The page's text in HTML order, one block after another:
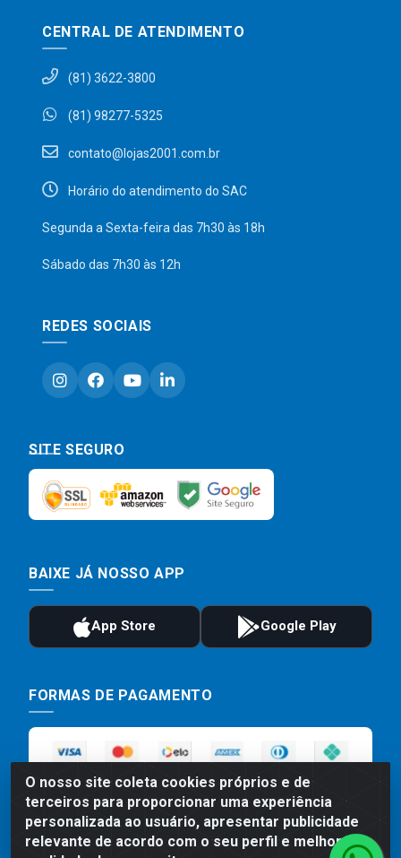
O nosso site coleta cookies próprios e de
terceiros para proporcionar uma experiência
personalizada ao usuário, apresentar publicidade
relevante de acordo com o seu perfil e melhorar a
CENTRAL DE ATENDIMENTO
(81) 3622-3800
(81) 98277-5325
contato@lojas2001.com.br
Horário do atendimento do SAC
Segunda a Sexta-feira das 7h30 às 18h
Sábado das 7h30 às 12h
REDES SOCIAIS
SITE SEGURO
BAIXE JÁ NOSSO APP
FORMAS DE PAGAMENTO